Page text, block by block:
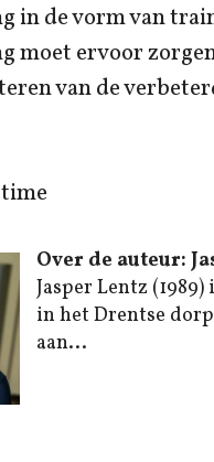
in de vorm van
moet ervoor
van de
Over de auteur:
Jasper Lentz
in het Drentse
aan...